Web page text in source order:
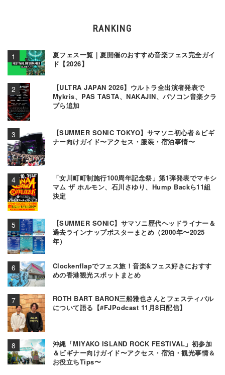
RANKING
夏フェス一覧｜夏開催のおすすめ音楽フェス完全ガイ
ド【2026】
【ULTRA JAPAN 2026】ウルトラ全出演者発表で
Mykris、PAS TASTA、NAKAJIN、パソコン音楽クラ
ブら追加
【SUMMER SONIC TOKYO】サマソニ初心者＆ビギ
ナー向けガイド〜アクセス・服装・宿泊事情〜
「女川町町制施行100周年記念祭」第1弾発表でマキシ
マム ザ ホルモン、石川さゆり、Hump Backら11組
決定
【SUMMER SONIC】サマソニ歴代ヘッドライナー＆
過去ラインナップポスターまとめ（2000年〜2025
年）
Clockenflapでフェス旅！音楽&フェス好きにおすす
めの香港観光スポットまとめ
ROTH BART BARON三船雅也さんとフェスティバル
について語る【#FJPodcast 11月8日配信】
沖縄「MIYAKO ISLAND ROCK FESTIVAL」初参加
＆ビギナー向けガイド〜アクセス・宿泊・観光事情＆
お役立ちTips〜